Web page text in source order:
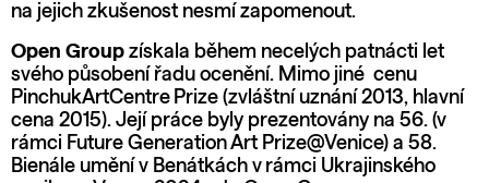
na jejich zkušenost nesmí zapomenout.
Open Group získala během necelých patnácti let
svého působení řadu ocenění. Mimo jiné cenu
PinchukArtCentre Prize (zvláštní uznání 2013, hlavní
cena 2015). Její práce byly prezentovány na 56. (v
rámci Future Generation Art Prize@Venice) a 58.
Bienále umění v Benátkách v rámci Ukrajinského